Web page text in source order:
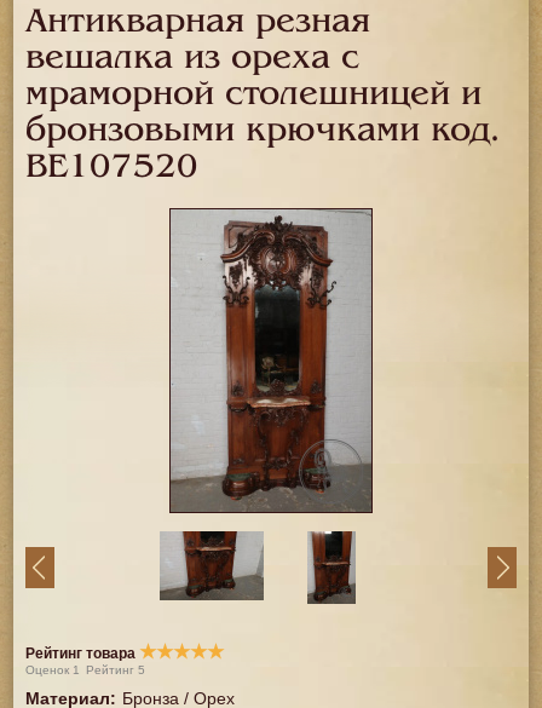
Антикварная резная
вешалка из ореха с
мраморной столешницей и
бронзовыми крючками код.
BE107520
Рейтинг товара ★★★★★
Оценок 1 Рейтинг5
Материал: Бронза / Орех